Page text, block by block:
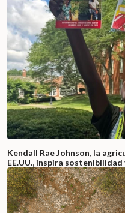
Kendall Rae Johnson, la
EE.UU., inspira